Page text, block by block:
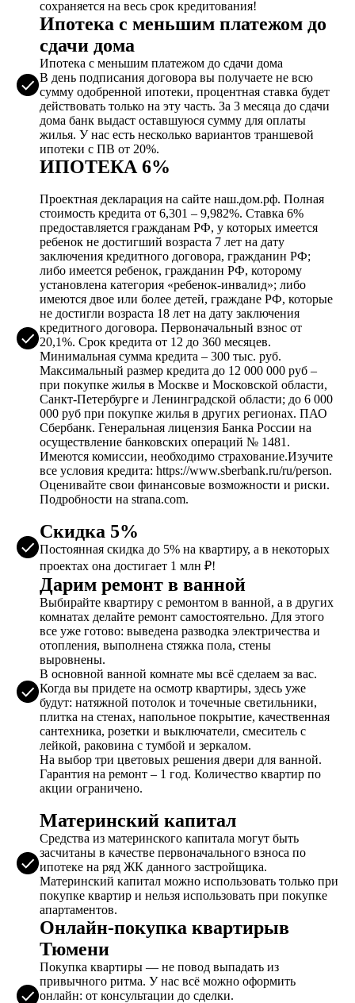
сохраняется на весь срок кредитования!
Ипотека с меньшим платежом до
сдачи дома
Ипотека с меньшим платежом до сдачи дома
В день подписания договора вы получаете не всю
сумму одобренной ипотеки, процентная ставка будет
действовать только на эту часть. За 3 месяца до сдачи
дома банк выдаст оставшуюся сумму для оплаты
жилья. У нас есть несколько вариантов траншевой
ипотеки с ПВ от 20%.
ИПОТЕКА 6%
Проектная декларация на сайте наш.дом.рф. Полная
стоимость кредита от 6,301 – 9,982%. Ставка 6%
предоставляется гражданам РФ, у которых имеется
ребенок не достигший возраста 7 лет на дату
заключения кредитного договора, гражданин РФ;
либо имеется ребенок, гражданин РФ, которому
установлена категория «ребенок-инвалид»; либо
имеются двое или более детей, граждане РФ, которые
не достигли возраста 18 лет на дату заключения
кредитного договора. Первоначальный взнос от
20,1%. Срок кредита от 12 до 360 месяцев.
Минимальная сумма кредита – 300 тыс. руб.
Максимальный размер кредита до 12 000 000 руб –
при покупке жилья в Москве и Московской области,
Санкт-Петербурге и Ленинградской области; до 6 000
000 руб при покупке жилья в других регионах. ПАО
Сбербанк. Генеральная лицензия Банка России на
осуществление банковских операций № 1481.
Имеются комиссии, необходимо страхование.Изучите
все условия кредита: https://www.sberbank.ru/ru/person.
Оценивайте свои финансовые возможности и риски.
Подробности на strana.com.
Скидка 5%
Постоянная скидка до 5% на квартиру, а в некоторых
проектах она достигает 1 млн ₽!
Дарим ремонт в ванной
Выбирайте квартиру с ремонтом в ванной, а в других
комнатах делайте ремонт самостоятельно. Для этого
все уже готово: выведена разводка электричества и
отопления, выполнена стяжка пола, стены
выровнены.
В основной ванной комнате мы всё сделаем за вас.
Когда вы придете на осмотр квартиры, здесь уже
будут: натяжной потолок и точечные светильники,
плитка на стенах, напольное покрытие, качественная
сантехника, розетки и выключатели, смеситель с
лейкой, раковина с тумбой и зеркалом.
На выбор три цветовых решения двери для ванной.
Гарантия на ремонт – 1 год. Количество квартир по
акции ограничено.
Материнский капитал
Средства из материнского капитала могут быть
засчитаны в качестве первоначального взноса по
ипотеке на ряд ЖК данного застройщика.
Материнский капитал можно использовать только при
покупке квартир и нельзя использовать при покупке
апартаментов.
Онлайн-покупка квартирыв
Тюмени
Покупка квартиры — не повод выпадать из
привычного ритма. У нас всё можно оформить
онлайн: от консультации до сделки.